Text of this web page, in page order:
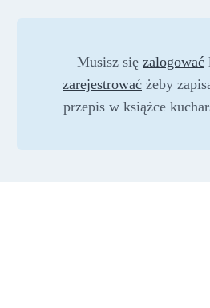
Musisz się zalogować
zarejestrować żeby
przepis w książce